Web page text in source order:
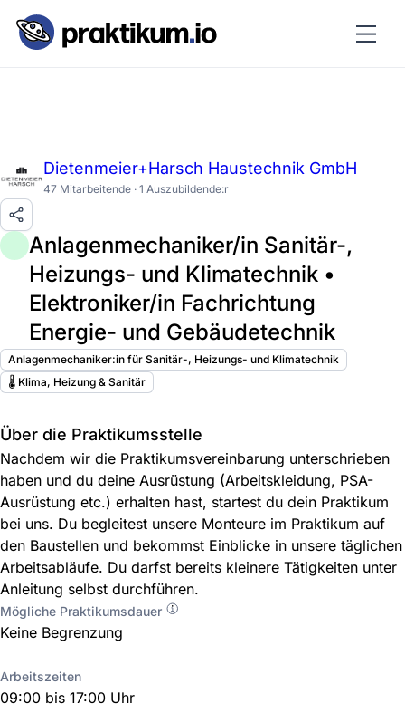
Dietenmeier+Harsch Haustechnik GmbH
47 Mitarbeitende · 1 Auszubildende:r
Anlagenmechaniker/in Sanitär-,
Heizungs- und Klimatechnik •
Elektroniker/in Fachrichtung
Energie- und Gebäudetechnik
Anlagenmechaniker:in für Sanitär-, Heizungs- und Klimatechnik
🌡️ Klima, Heizung & Sanitär
Über die Praktikumsstelle
Nachdem wir die Praktikumsvereinbarung unterschrieben
haben und du deine Ausrüstung (Arbeitskleidung, PSA-
Ausrüstung etc.) erhalten hast, startest du dein Praktikum
bei uns. Du begleitest unsere Monteure im Praktikum auf
den Baustellen und bekommst Einblicke in unsere täglichen
Arbeitsabläufe. Du darfst bereits kleinere Tätigkeiten unter
Anleitung selbst durchführen.
Mögliche Praktikumsdauer
Keine Begrenzung
Arbeitszeiten
09:00 bis 17:00 Uhr